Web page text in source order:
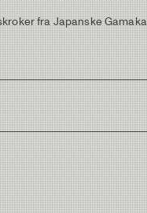
fra Japanske